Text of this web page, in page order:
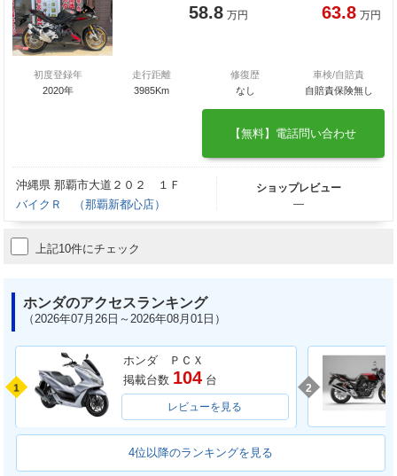
58.8 万円 63.8 万円
初度登録年
2020年
走行距離
3985Km
修復歴
なし
車検/自賠責
自賠責保険無し
【無料】電話問い合わせ
沖縄県 那覇市大道２０２ １Ｆ
バイクＲ （那覇新都心店）
ショップレビュー
―
上記10件にチェック
ホンダのアクセスランキング
（2026年07月26日～2026年08月01日）
1
ホンダ ＰＣＸ
掲載台数 104 台
レビューを見る
2
4位以降のランキングを見る